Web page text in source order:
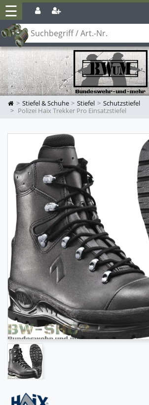
☰
Stiefel & Schuhe Stiefel
Schutzstiefel
Polizei Haix Trekker Pro Einsatzstiefel